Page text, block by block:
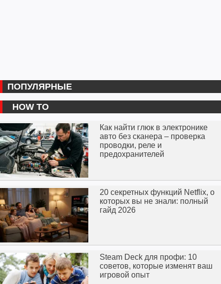
ПОПУЛЯРНЫЕ
HOW TO
Как найти глюк в электронике
авто без сканера – проверка
проводки, реле и
предохранителей
20 секретных функций Netflix, о
которых вы не знали: полный
гайд 2026
Steam Deck для профи: 10
советов, которые изменят ваш
игровой опыт